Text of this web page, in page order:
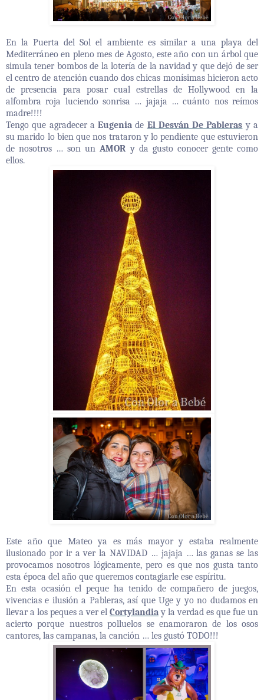
En la Puerta del Sol el ambiente es similar a una playa del
Mediterráneo en pleno mes de Agosto, este año con un árbol que
simula tener bombos de la lotería de la navidad y que dejó de ser
el centro de atención cuando dos chicas monísimas hicieron acto
de presencia para posar cual estrellas de Hollywood en la
alfombra roja luciendo sonrisa … jajaja … cuánto nos reímos
madre!!!!
Tengo que agradecer aEugenia de El Desván De Pableras y a
su marido lo bien que nos trataron y lo pendiente que estuvieron
de nosotros … son unAMOR y da gusto conocer gente como
ellos.
Este año que Mateo ya es más mayor y estaba realmente
ilusionado por ir a ver la NAVIDAD … jajaja … las ganas se las
provocamos nosotros lógicamente, pero es que nos gusta tanto
esta época del año que queremos contagiarle ese espíritu.
En esta ocasión el peque ha tenido de compañero de juegos,
vivencias e ilusión a Pableras, así que Uge y yo no dudamos en
llevar a los peques a ver el Cortylandiay la verdad es que fue un
acierto porque nuestros polluelos se enamoraron de los osos
cantores, las campanas, la canción … les gustó TODO!!!